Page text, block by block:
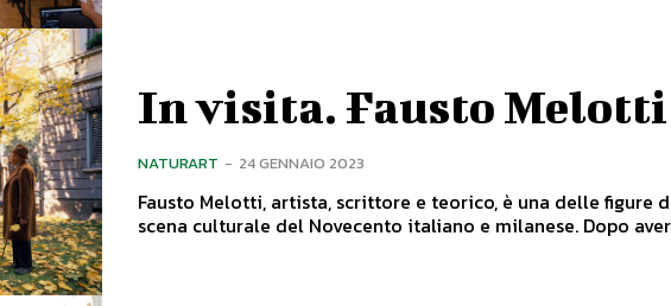
In visita. Fausto Melotti
NATURART - 24 GENNAIO 2023
Fausto Melotti, artista, scrittore e teorico, è una delle figure
scena culturale del Novecento italiano e milanese. Dopo